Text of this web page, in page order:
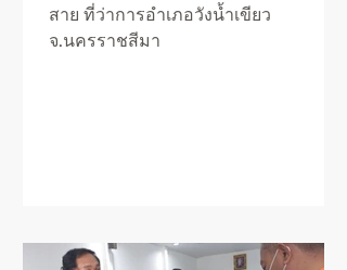
สาย ที่ว่าการอำเภอวังน้ำเขียว
จ.นครราชสีมา